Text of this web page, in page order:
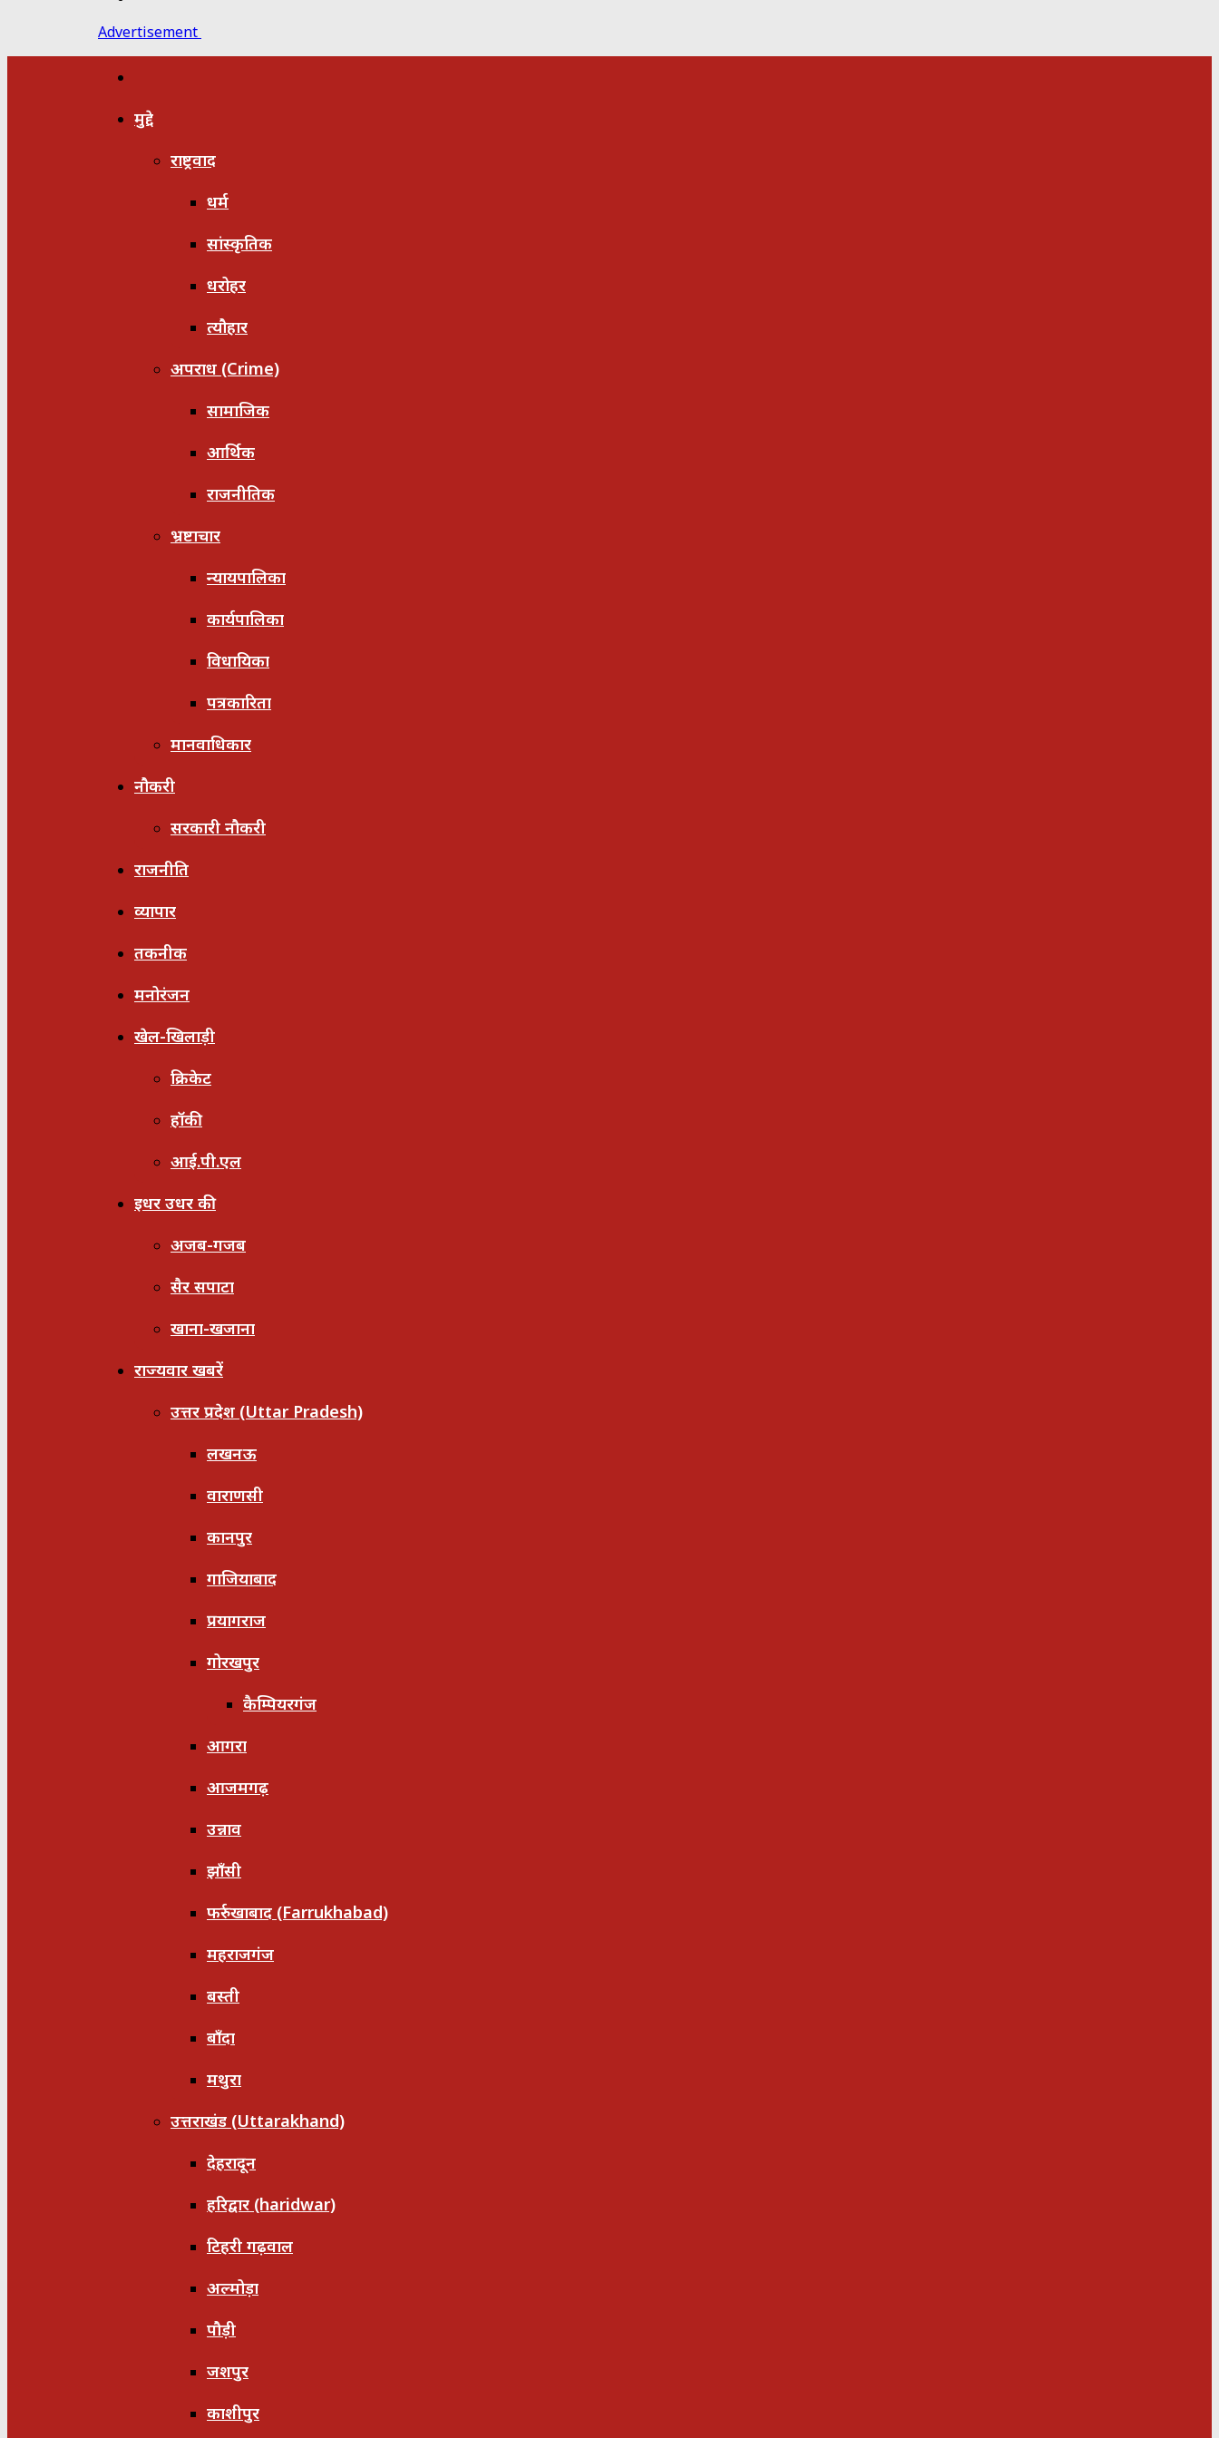
Advertisement
मुद्दे
राष्ट्रवाद
धर्म
सांस्कृतिक
धरोहर
त्यौहार
अपराध (Crime)
सामाजिक
आर्थिक
राजनीतिक
भ्रष्टाचार
न्यायपालिका
कार्यपालिका
विधायिका
पत्रकारिता
मानवाधिकार
नौकरी
सरकारी नौकरी
राजनीति
व्यापार
तकनीक
मनोरंजन
खेल-खिलाड़ी
क्रिकेट
हॉकी
आई.पी.एल
इधर उधर की
अजब-गजब
सैर सपाटा
खाना-खजाना
राज्यवार खबरें
उत्तर प्रदेश (Uttar Pradesh)
लखनऊ
वाराणसी
कानपुर
गाजियाबाद
प्रयागराज
गोरखपुर
कैम्पियरगंज
आगरा
आजमगढ़
उन्नाव
झाँसी
फर्रुखाबाद (Farrukhabad)
महराजगंज
बस्ती
बाँदा
मथुरा
उत्तराखंड (Uttarakhand)
देहरादून
हरिद्वार (haridwar)
टिहरी गढ़वाल
अल्मोड़ा
पौड़ी
जशपुर
काशीपुर